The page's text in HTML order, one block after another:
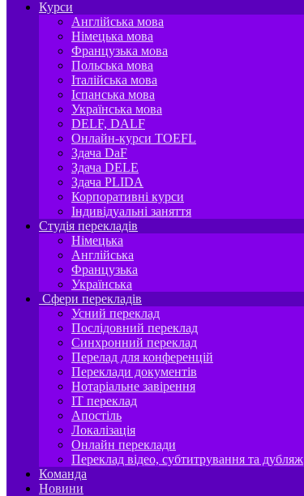
Курси
Англійська мова
Німецька мова
Французька мова
Польська мова
Італійська мова
Іспанська мова
Українська мова
DELF, DALF
Онлайн-курси TOEFL
Здача DaF
Здача DELE
Здача PLIDA
Корпоративні курси
Індивідуальні заняття
Студія перекладів
Німецька
Англійська
Французька
Українська
Сфери перекладів
Усний переклад
Послідовний переклад
Синхронний переклад
Перелад для конференцій
Переклади документів
Нотаріальне завірення
IT переклад
Апостіль
Локалізація
Онлайн переклади
Переклад відео, субтитрування та дубляж
Команда
Новини